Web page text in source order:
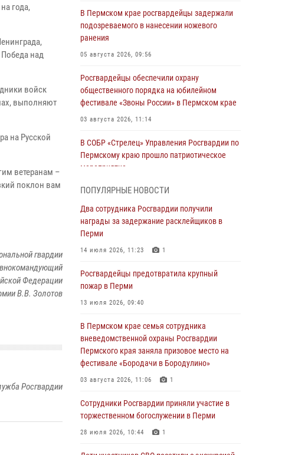
года,
над
войск
выполняют
на Русской
ветеранам –
поклон вам
гвардии
Федерации
В.В. Золотов
Росгвардии
В Пермском крае росгвардейцы задержали
подозреваемого в нанесении ножевого
ранения
05 августа 2026, 09:56
Росгвардейцы обеспечили охрану
общественного порядка на юбилейном
фестивале «Звоны России» в Пермском крае
03 августа 2026, 11:14
В СОБР «Стрелец» Управления Росгвардии по
Пермскому краю прошло патриотическое
мероприятие
В Пермском крае семья сотрудника
вневедомственной охраны Росгвардии
Пермского края заняла призовое место на
фестивале «Бородачи в Бородулино»
В Пермском крае росгвардейцы провели
Росгвардеец спас тонущую женщину в
Пермском крае
30 июля 2026, 05:19
торжественном богослужении в Перми
28 июля 2026, 10:44 1
ПОПУЛЯРНЫЕ НОВОСТИ
Два сотрудника Росгвардии получили
награды за задержание расклейщиков в
Перми
14 июля 2026, 11:23 1
Росгвардейцы предотвратила крупный
пожар в Перми
13 июля 2026, 09:40
В Пермском крае семья сотрудника
вневедомственной охраны Росгвардии
Пермского края заняла призовое место на
фестивале «Бородачи в Бородулино»
03 августа 2026, 11:06 1
Сотрудники Росгвардии приняли участие в
торжественном богослужении в Перми
28 июля 2026, 10:44 1